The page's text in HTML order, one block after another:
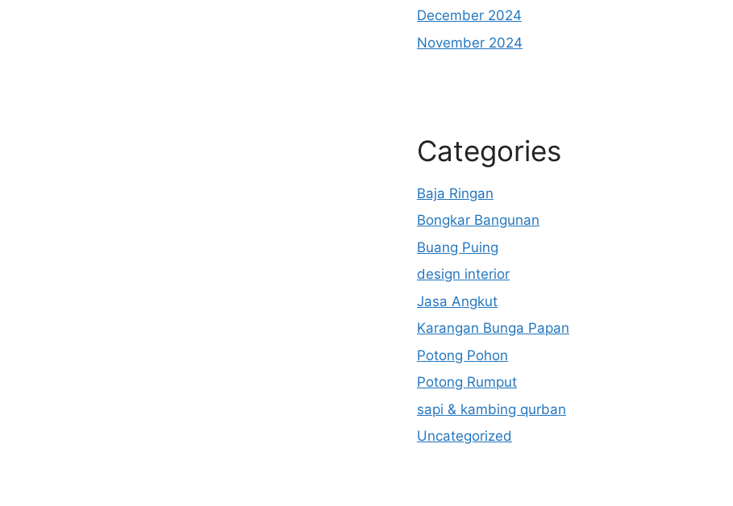
December 2024
November 2024
Categories
Baja Ringan
Bongkar Bangunan
Buang Puing
design interior
Jasa Angkut
Karangan Bunga Papan
Potong Pohon
Potong Rumput
sapi & kambing qurban
Uncategorized